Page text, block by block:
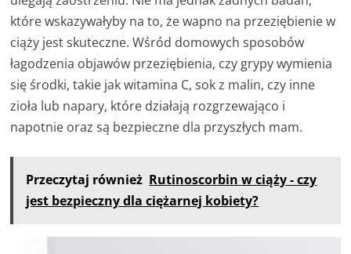
które wskazywałyby na to, że wapno na przeziębienie w
ciąży jest skuteczne. Wśród domowych sposobów
łagodzenia objawów przeziębienia, czy grypy wymienia
się środki, takie jak witamina C, sok z malin, czy inne
zioła lub napary, które działają rozgrzewająco i
napotnie oraz są bezpieczne dla przyszłych mam.
Przeczytaj również Rutinoscorbin w ciąży - czy
jest bezpieczny dla ciężarnej kobiety?